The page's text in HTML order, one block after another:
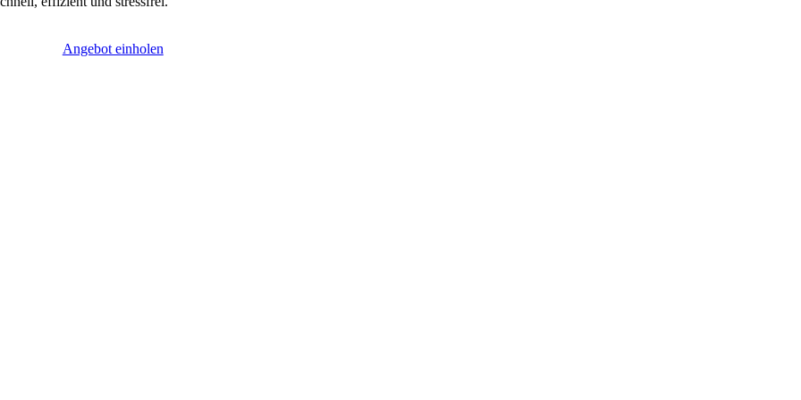
Angebot einholen